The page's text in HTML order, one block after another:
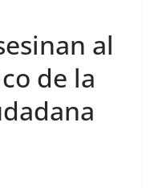
al
de la